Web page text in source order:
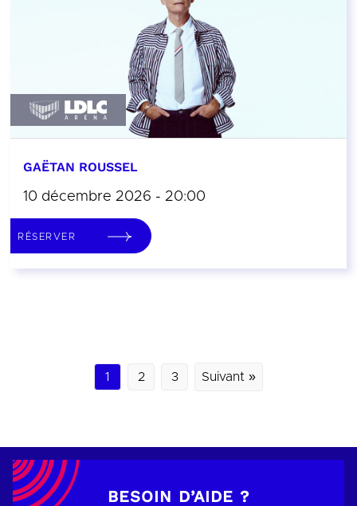
GAËTAN ROUSSEL
10 décembre 2026 - 20:00
RÉSERVER
1 2 3 Suivant »
BESOIN D’AIDE ?